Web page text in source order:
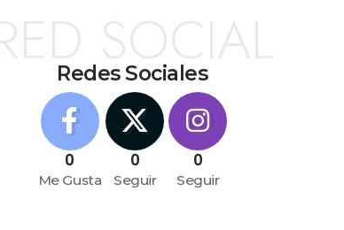
Redes Sociales
SOCIAL
0
Me Gusta
0
Seguir
0
Seguir